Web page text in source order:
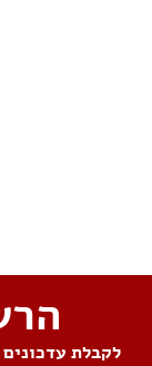
לקבלת